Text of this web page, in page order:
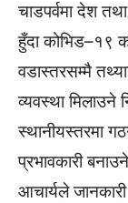
चाडपर्वमा देश
हुँदा कोभिड–१९
वडास्तरसम्मै
व्यवस्था मिलाउने
स्थानीयस्तरमा
प्रभावकारी
आचार्यले